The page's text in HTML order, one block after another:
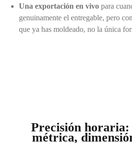
Una exportación en vivo para
genuinamente el entregable, pero
que ya has moldeado, no la única
Precisión horaria:
métrica,